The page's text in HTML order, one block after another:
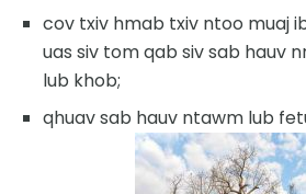
cov txiv hmab txiv ntoo muaj
uas siv tom qab siv sab hauv
lub khob;
qhuav sab hauv ntawm lub